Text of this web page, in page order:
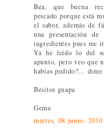
Bea, que buena
pescado porque está
el sabor, además de
una presentación
ingredientes pues me
Ya he leído lo del
apunto, pero veo que
habías pedido?...
Besitos guapa
Gema
martes, 08 junio, 2010